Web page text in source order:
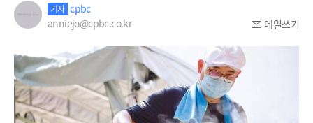
기자 cpbc
anniejo@cpbc.co.kr
메일쓰기